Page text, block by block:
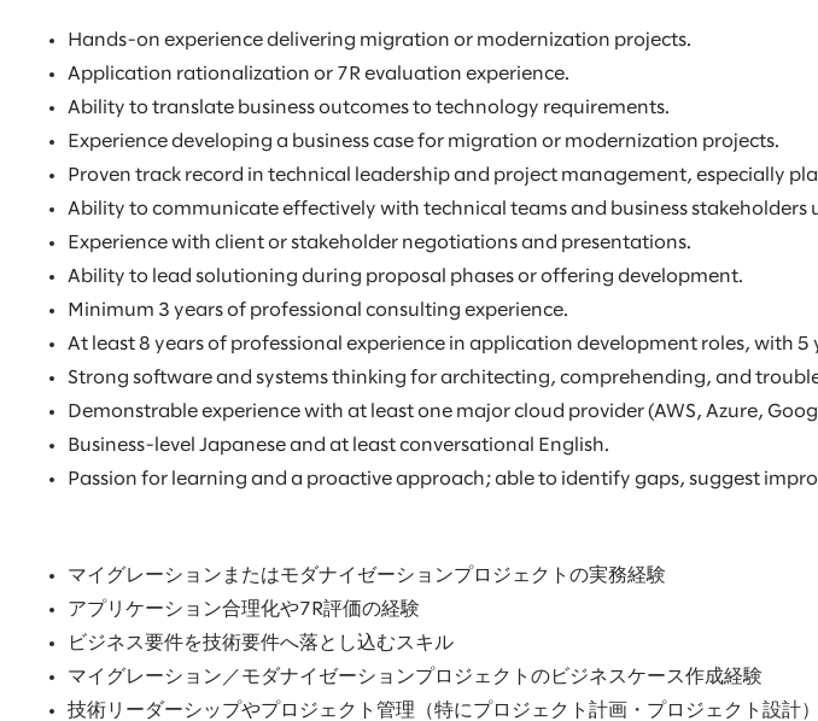
Hands-on experience delivering migration or modernization projects.
Application rationalization or 7R evaluation experience.
Ability to translate business outcomes to technology requirements.
Experience developing a business case for migration or modernization projects.
Proven track record in technical leadership and project management, especially
Ability to communicate effectively with technical teams and business stakeholders
Experience with client or stakeholder negotiations and presentations.
Ability to lead solutioning during proposal phases or offering development.
Minimum 3 years of professional consulting experience.
At least 8 years of professional experience in application development roles, with 5
Strong software and systems thinking for architecting, comprehending, and
Demonstrable experience with at least one major cloud provider (AWS, Azure,
Business-level Japanese and at least conversational English.
Passion for learning and a proactive approach; able to identify gaps, suggest
マイグレーションまたはモダナイゼーションプロジェクトの実務経験
アプリケーション合理化や7R評価の経験
ビジネス要件を技術要件へ落とし込むスキル
マイグレーション／モダナイゼーションプロジェクトのビジネスケース作成経験
技術リーダーシップやプロジェクト管理（特にプロジェクト計画・プロジェクト設計